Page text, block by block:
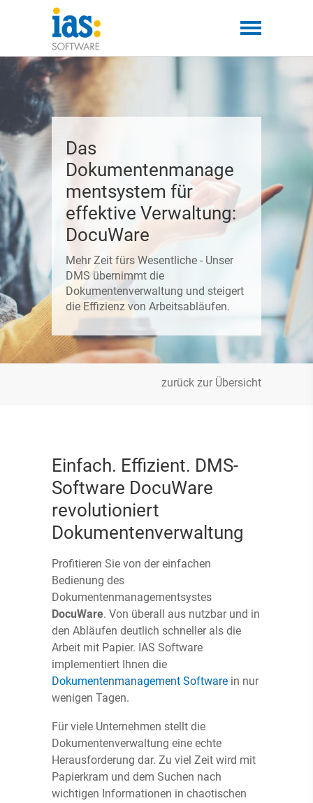
Das
Dokumentenmanage
mentsystem für
effektive Verwaltung:
DocuWare
Mehr Zeit fürs Wesentliche - Unser
DMS übernimmt die
Dokumentenverwaltung und steigert
die Effizienz von Arbeitsabläufen.
zurück zur Übersicht
Einfach. Effizient. DMS-
Software DocuWare
revolutioniert
Dokumentenverwaltung
Profitieren Sie von der einfachen
Bedienung des
Dokumentenmanagementsystes
DocuWare. Von überall aus nutzbar und in
den Abläufen deutlich schneller als die
Arbeit mit Papier. IAS Software
implementiert Ihnen die
Dokumentenmanagement Software in nur
wenigen Tagen.
Für viele Unternehmen stellt die
Dokumentenverwaltung eine echte
Herausforderung dar. Zu viel Zeit wird mit
Papierkram und dem Suchen nach
wichtigen Informationen in chaotischen